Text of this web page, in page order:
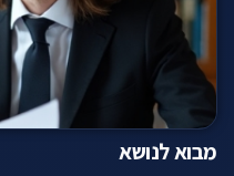
אודות
ניוזלטר
מבוא לנושא